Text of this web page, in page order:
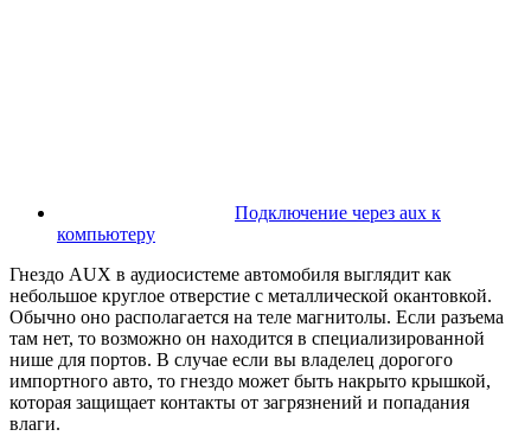
Подключение через aux к
компьютеру
Гнездо AUX в аудиосистеме автомобиля выглядит как
небольшое круглое отверстие с металлической окантовкой.
Обычно оно располагается на теле магнитолы. Если разъема
там нет, то возможно он находится в специализированной
нише для портов. В случае если вы владелец дорогого
импортного авто, то гнездо может быть накрыто крышкой,
которая защищает контакты от загрязнений и попадания
влаги.